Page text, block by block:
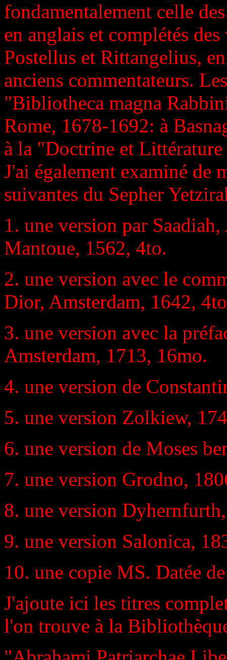
fondamentalement celle
en anglais et complétés
Postellus et Rittangelius,
anciens commentateurs.
"Bibliotheca magna
Rome, 1678-1692: à
à la "Doctrine et
J'ai également examiné de
suivantes du Sepher
1. une version par
Mantoue, 1562, 4to.
2. une version avec le
Dior, Amsterdam, 1642,
3. une version avec la
Amsterdam, 1713, 16mo.
4. une version de
5. une version Zolkiew,
6. une version de Moses
7. une version Grodno,
8. une version
9. une version Salonica,
10. une copie MS. Datée
J'ajoute ici les titres
l'on trouve à la